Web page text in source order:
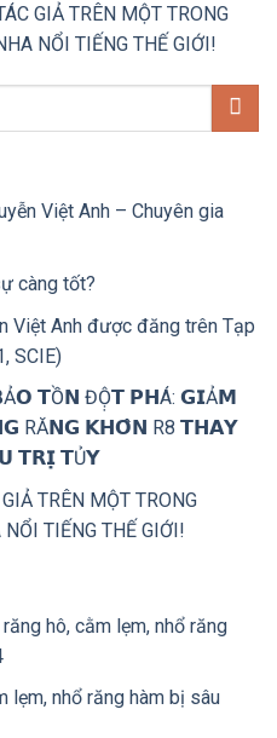
GIẢ TRÊN MỘT TRONG
NỔI TIẾNG THẾ GIỚI!
Việt Anh – Chuyên gia
càng tốt?
Việt Anh được đăng trên Tạp
SCIE)
𝗧Ồ𝗡 ĐỘ̣𝗧 𝗣𝗛Á: 𝗚𝗜Ả𝗠
RĂ𝗡𝗚 𝗞𝗛𝗢̂𝗡 R8 𝗧𝗛𝗔𝗬
𝗧𝗥𝗜̣ 𝗧Ủ𝗬
TRÊN MỘT TRONG
TIẾNG THẾ GIỚI!
hô, cằm lẹm, nhổ răng
lẹm, nhổ răng hàm bị sâu